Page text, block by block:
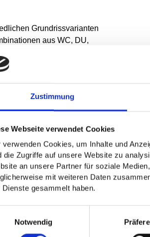
Zustimmung
Webseite verwendet Cookies
verwenden Cookies, um Inhalte und
die Zugriffe auf unsere Website zu
an unsere Partner für soziale
mit weiteren Daten
Dienste gesammelt haben.
Notwendig
Grundrissvarianten
aus WC, DU,
Türanschlag wählbar.
können wir anhand von
Ggf. kann ein
Örtlichkeiten besichtigen.
beträgt nur ca. 8 cm
Zerkleinerungspumpe
bis ca. 20m zum
möglich.
optional. Der Hochdruck
der Kabine befestigt werden.
Bestellung angeben)